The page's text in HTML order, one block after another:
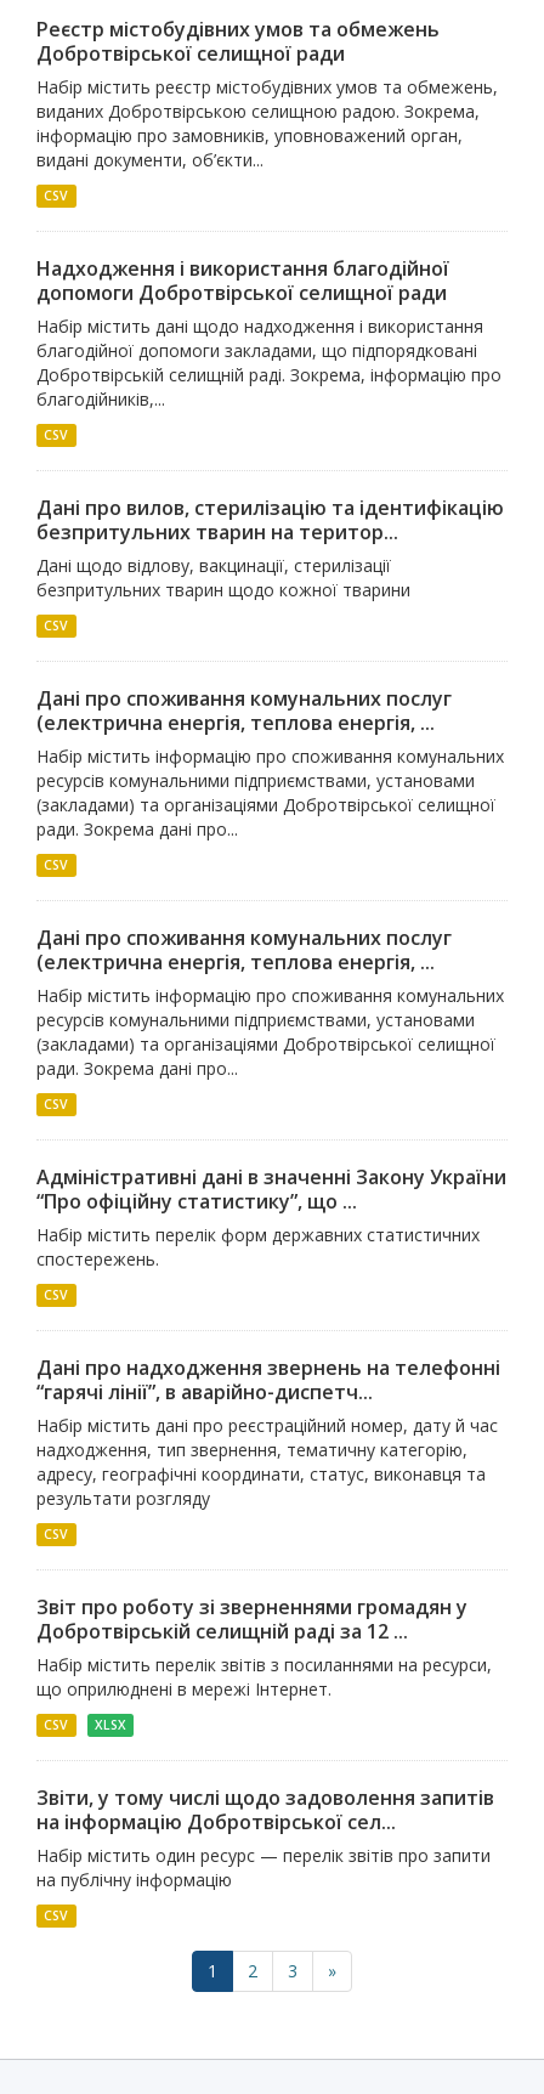
Реєстр містобудівних умов та обмежень
Добротвірської селищної ради
Набір містить реєстр містобудівних умов та обмежень,
виданих Добротвірською селищною радою. Зокрема,
інформацію про замовників, уповноважений орган,
видані документи, об’єкти...
CSV
Надходження і використання благодійної
допомоги Добротвірської селищної ради
Набір містить дані щодо надходження і використання
благодійної допомоги закладами, що підпорядковані
Добротвірській селищній раді. Зокрема, інформацію про
благодійників,...
CSV
Дані про вилов, стерилізацію та ідентифікацію
безпритульних тварин на територ...
Дані щодо відлову, вакцинації, стерилізації
безпритульних тварин щодо кожної тварини
CSV
Дані про споживання комунальних послуг
(електрична енергія, теплова енергія, ...
Набір містить інформацію про споживання комунальних
ресурсів комунальними підприємствами, установами
(закладами) та організаціями Добротвірської селищної
ради. Зокрема дані про...
CSV
Дані про споживання комунальних послуг
(електрична енергія, теплова енергія, ...
Набір містить інформацію про споживання комунальних
ресурсів комунальними підприємствами, установами
(закладами) та організаціями Добротвірської селищної
ради. Зокрема дані про...
CSV
Адміністративні дані в значенні Закону України
“Про офіційну статистику”, що ...
Набір містить перелік форм державних статистичних
спостережень.
CSV
Дані про надходження звернень на телефонні
“гарячі лінії”, в аварійно-диспетч...
Набір містить дані про реєстраційний номер, дату й час
надходження, тип звернення, тематичну категорію,
адресу, географічні координати, статус, виконавця та
результати розгляду
CSV
Звіт про роботу зі зверненнями громадян у
Добротвірській селищній раді за 12 ...
Набір містить перелік звітів з посиланнями на ресурси,
що оприлюднені в мережі Інтернет.
CSV XLSX
Звіти, у тому числі щодо задоволення запитів
на інформацію Добротвірської сел...
Набір містить один ресурс — перелік звітів про запити
на публічну інформацію
CSV
1 2 3 »